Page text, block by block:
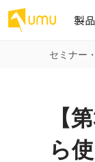
製品
AIリテラシー
大規模言語モ
シー養成オンラ
お客様の課題解
お客様の声
AI活用や人材
お知らせ
世界203カ国
私たちについ
セミナー
【
ら